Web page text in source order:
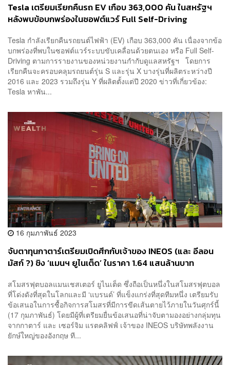
Tesla เตรียมเรียกคืนรถ EV เกือบ 363,000 คัน ในสหรัฐฯ
หลังพบข้อบกพร่องในซอฟต์แวร์ Full Self-Driving
Tesla กำลังเรียกคืนรถยนต์ไฟฟ้า (EV) เกือบ 363,000 คัน เนื่องจากข้อ
บกพร่องที่พบในซอฟต์แวร์ระบบขับเคลื่อนด้วยตนเอง หรือ Full Self-
Driving ตามการรายงานของหน่วยงานกำกับดูแลสหรัฐฯ โดยการ
เรียกคืนจะครอบคลุมรถยนต์รุ่น S และรุ่น X บางรุ่นที่ผลิตระหว่างปี
2016 และ 2023 รวมถึงรุ่น Y ที่ผลิตตั้งแต่ปี 2020 ข่าวที่เกี่ยวข้อง:
Tesla หาพัน...
16 กุมภาพันธ์ 2023
จับตาทุนกาตาร์เตรียมเปิดศึกกับเจ้าของ INEOS (และ อีลอน
มัสก์ ?) ชิง ‘แมนฯ ยูไนเต็ด’ ในราคา 1.64 แสนล้านบาท
สโมสรฟุตบอลแมนเชสเตอร์ ยูไนเต็ด ซึ่งถือเป็นหนึ่งในสโมสรฟุตบอล
ที่โด่งดังที่สุดในโลกและมี ‘แบรนด์’ ที่แข็งแกร่งที่สุดทีมหนึ่ง เตรียมรับ
ข้อเสนอในการซื้อกิจการสโมสรที่มีการขีดเส้นตายไว้ภายในวันศุกร์นี้
(17 กุมภาพันธ์) โดยมีผู้ที่เตรียมยื่นข้อเสนอที่น่าจับตามองอย่างกลุ่มทุน
จากกาตาร์ และ เซอร์จิม แรตคลิฟฟ์ เจ้าของ INEOS บริษัทพลังงาน
ยักษ์ใหญ่ของอังกฤษ ที...